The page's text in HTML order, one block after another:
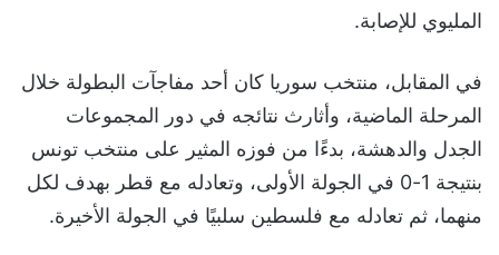
المليوي للإصابة.
في المقابل، منتخب سوريا كان أحد مفاجآت البطولة خلال
المرحلة الماضية، وأثارث نتائجه في دور المجموعات
الجدل والدهشة، بدءًا من فوزه المثير على منتخب تونس
بنتيجة 1-0 في الجولة الأولى، وتعادله مع قطر بهدف لكل
منهما، ثم تعادله مع فلسطين سلبيًا في الجولة الأخيرة.